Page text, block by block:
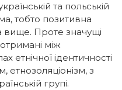
та польській
тобто позитивна
вище. Проте значущі
отримані між
етнічної ідентичності
етнозоляціонізм, з
групі.